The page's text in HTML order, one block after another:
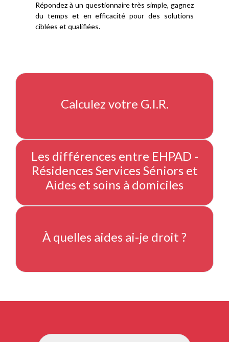
Répondez à un questionnaire très simple, gagnez
du temps et en efficacité pour des solutions
ciblées et qualifiées.
Calculez votre G.I.R.
Les différences entre EHPAD -
Résidences Services Séniors et
Aides et soins à domiciles
À quelles aides ai-je droit ?